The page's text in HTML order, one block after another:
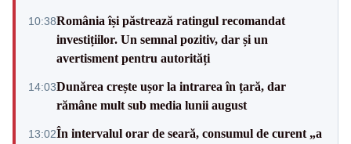
10:38România își păstrează ratingul recomandat
investițiilor. Un semnal pozitiv, dar și un
avertisment pentru autorități
14:03Dunărea crește ușor la intrarea în țară, dar
rămâne mult sub media lunii august
13:02În intervalul orar de seară, consumul de curent „a